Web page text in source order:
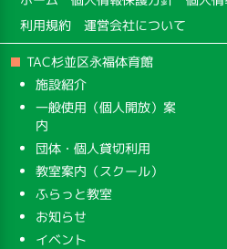
利用規約 運営会社について
TAC杉並区永福体育館
施設紹介
一般使用（個人開放）案
内
団体・個人貸切利用
教室案内（スクール）
ふらっと教室
お知らせ
イベント